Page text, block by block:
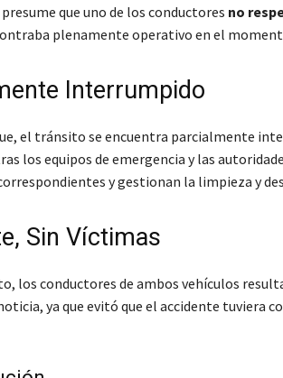
que uno de los conductores no
plenamente operativo en el
Interrumpido
el tránsito se encuentra parcialmente
los equipos de emergencia y las
y gestionan la limpieza y
Sin Víctimas
los conductores de ambos vehículos
ya que evitó que el accidente tuviera